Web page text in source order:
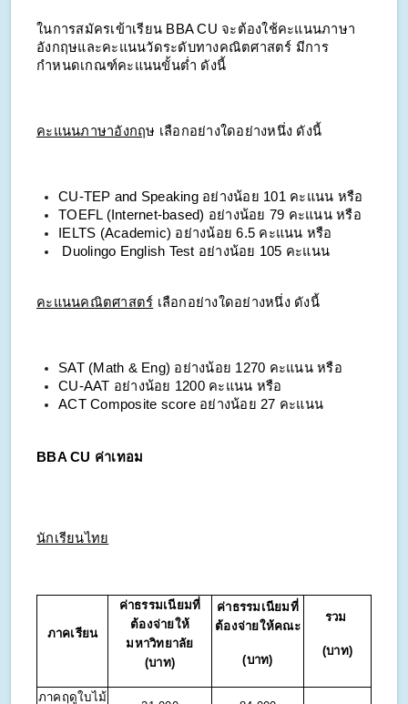
ในการสมัครเข้าเรียน BBA CU จะต้องใช้คะแนนภาษา
อังกฤษและคะแนนวัดระดับทางคณิตศาสตร์ มีการ
กำหนดเกณฑ์คะแนนขั้นต่ำ ดังนี้
คะแนนภาษาอังกฤษ เลือกอย่างใดอย่างหนึ่ง ดังนี้
CU-TEP and Speaking อย่างน้อย 101 คะแนน หรือ
TOEFL (Internet-based) อย่างน้อย 79 คะแนน หรือ
IELTS (Academic) อย่างน้อย 6.5 คะแนน หรือ
Duolingo English Test อย่างน้อย 105 คะแนน
คะแนนคณิตศาสตร์ เลือกอย่างใดอย่างหนึ่ง ดังนี้
SAT (Math & Eng) อย่างน้อย 1270 คะแนน หรือ
CU-AAT อย่างน้อย 1200 คะแนน หรือ
ACT Composite score อย่างน้อย 27 คะแนน
BBA CU ค่าเทอม
นักเรียนไทย
ภาคเรียน
ค่าธรรมเนียมที่
ต้องจ่ายให้
มหาวิทยาลัย
(บาท)
ค่าธรรมเนียมที่
ต้องจ่ายให้คณะ
(บาท)
รวม
(บาท)
ภาคฤดูใบไม้